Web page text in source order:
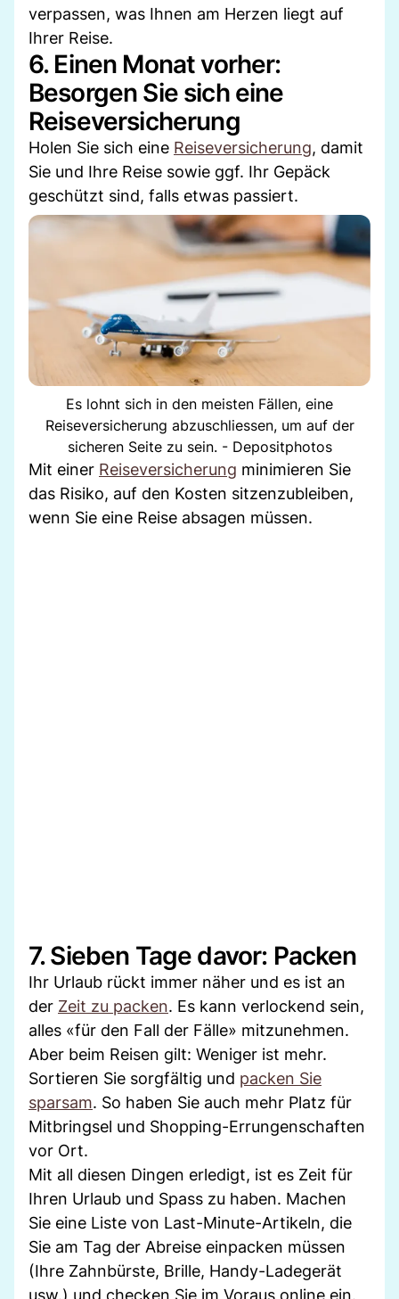
verpassen, was Ihnen am Herzen liegt auf
Ihrer Reise.
6. Einen Monat vorher:
Besorgen Sie sich eine
Reiseversicherung
Holen Sie sich eine Reiseversicherung, damit
Sie und Ihre Reise sowie ggf. Ihr Gepäck
geschützt sind, falls etwas passiert.
Es lohnt sich in den meisten Fällen, eine
Reiseversicherung abzuschliessen, um auf der
sicheren Seite zu sein. - Depositphotos
Mit einer Reiseversicherung minimieren Sie
das Risiko, auf den Kosten sitzenzubleiben,
wenn Sie eine Reise absagen müssen.
7. Sieben Tage davor: Packen
Ihr Urlaub rückt immer näher und es ist an
der Zeit zu packen. Es kann verlockend sein,
alles «für den Fall der Fälle» mitzunehmen.
Aber beim Reisen gilt: Weniger ist mehr.
Sortieren Sie sorgfältig und packen Sie
sparsam. So haben Sie auch mehr Platz für
Mitbringsel und Shopping-Errungenschaften
vor Ort.
Mit all diesen Dingen erledigt, ist es Zeit für
Ihren Urlaub und Spass zu haben. Machen
Sie eine Liste von Last-Minute-Artikeln, die
Sie am Tag der Abreise einpacken müssen
(Ihre Zahnbürste, Brille, Handy-Ladegerät
usw.) und checken Sie im Voraus online ein.